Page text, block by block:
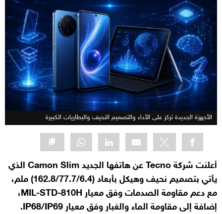
الأجهزة الجديدة تركز على الأداء والتصميم النحيف والبطاريات الكبيرة
أعلنت شركة Tecno عن هاتفها الجديد Camon Slim الذي
يأتي بتصميم نحيف وهيكل بأبعاد (162.8/77.7/6.4) ملم،
مع دعم مقاومة الصدمات وفق معيار MIL-STD-810H،
إضافة إلى مقاومة الماء والغبار وفق معيار IP68/IP69.